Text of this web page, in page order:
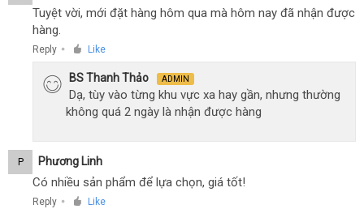
Tuyệt vời, mới đặt hàng hôm qua mà hôm nay đã nhận được
hàng.
Reply ● Like
BS Thanh Thảo ADMIN
Dạ, tùy vào từng khu vực xa hay gần, nhưng thường
không quá 2 ngày là nhận được hàng
P Phương Linh
Có nhiều sản phẩm để lựa chọn, giá tốt!
Reply ● Like